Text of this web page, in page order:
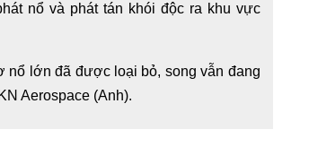
nổ và phát tán khói độc ra khu vực
lớn đã được loại bỏ, song vẫn đang
Aerospace (Anh).